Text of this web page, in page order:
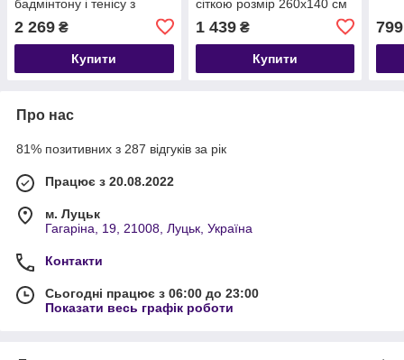
бадмінтону і тенісу з
2 269 ₴
Купити
сіткою розмір 260x140 см
1 439₴
Купити
799
Про нас
81% позитивних з 287 відгуків за рік
Працює з 20.08.2022
м. Луцьк
Гагаріна, 19, 21008, Луцьк, Україна
Контакти
Сьогодні працює з 06:00 до 23:00
Показати весь графік роботи